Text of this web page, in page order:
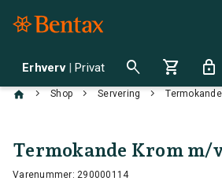
Erhverv | Privat search shopping_cart lock
chevron_right Shop chevron_right Servering chevron_right
Termokande Krom m/
Varenummer: 290000114